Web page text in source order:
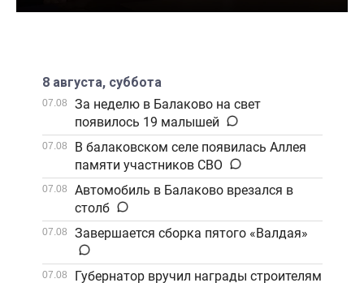
8 августа, суббота
07.08
За неделю в Балаково на свет
появилось 19 малышей
07.08
В балаковском селе появилась Аллея
памяти участников СВО
07.08
Автомобиль в Балаково врезался в
столб
07.08 Завершается сборка пятого «Валдая»
07.08 Губернатор вручил награды строителям